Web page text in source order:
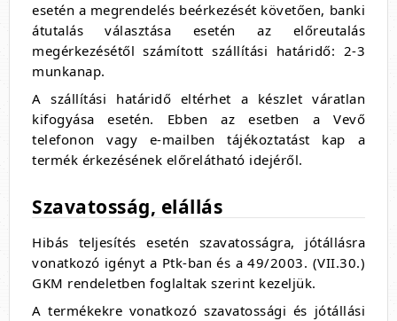
esetén a megrendelés beérkezését követően, banki
átutalás választása esetén az előreutalás
megérkezésétől számított szállítási határidő: 2-3
munkanap.
A szállítási határidő eltérhet a készlet váratlan
kifogyása esetén. Ebben az esetben a Vevő
telefonon vagy e-mailben tájékoztatást kap a
termék érkezésének előrelátható idejéről.
Szavatosság, elállás
Hibás teljesítés esetén szavatosságra, jótállásra
vonatkozó igényt a Ptk-ban és a 49/2003. (VII.30.)
GKM rendeletben foglaltak szerint kezeljük.
A termékekre vonatkozó szavatossági és jótállási